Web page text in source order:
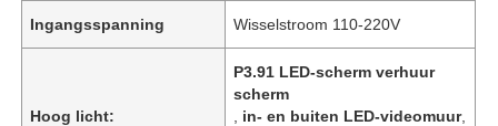
Ingangsspanning Wisselstroom 110-220V
Hoog licht:
P3.91 LED-scherm verhuur
scherm
in- en buiten LED-videomuur,